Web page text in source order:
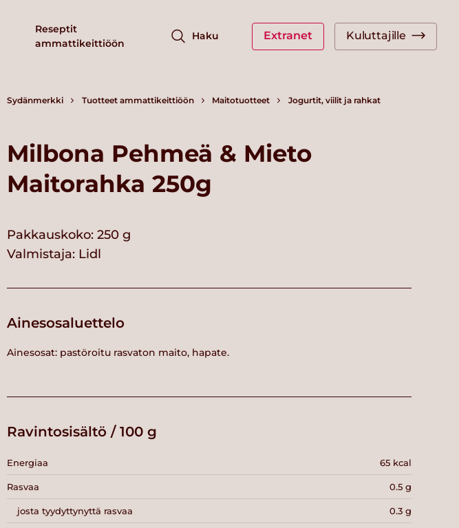
Reseptit
ammattikeittiöön
Haku Extranet Kuluttajille
Sydänmerkki Tuotteet ammattikeittiöön Maitotuotteet Jogurtit, viilit ja rahkat
Milbona Pehmeä & Mieto
Maitorahka 250g
Pakkauskoko: 250 g
Valmistaja: Lidl
Ainesosaluettelo
Ainesosat: pastöroitu rasvaton maito, hapate.
Ravintosisältö / 100 g
Energiaa 65 kcal
Rasvaa 0.5 g
josta tyydyttynyttä rasvaa 0.3 g